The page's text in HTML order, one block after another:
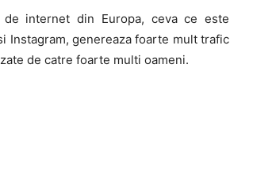
internet din Europa, ceva ce este
Instagram, genereaza foarte mult trafic
de catre foarte multi oameni.